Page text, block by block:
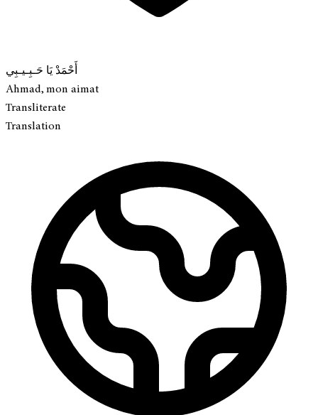
أَحْمَدْ يَا حَـبِـيـبِي
Ahmad, mon aimat
Transliterate
Translation